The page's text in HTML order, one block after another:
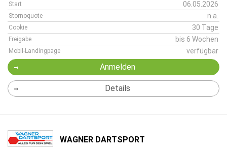
Start 06.05.2026
Stornoquote n.a.
Cookie 30 Tage
Freigabe bis 6 Wochen
Mobil-Landingpage verfügbar
Anmelden
Details
WAGNER DARTSPORT